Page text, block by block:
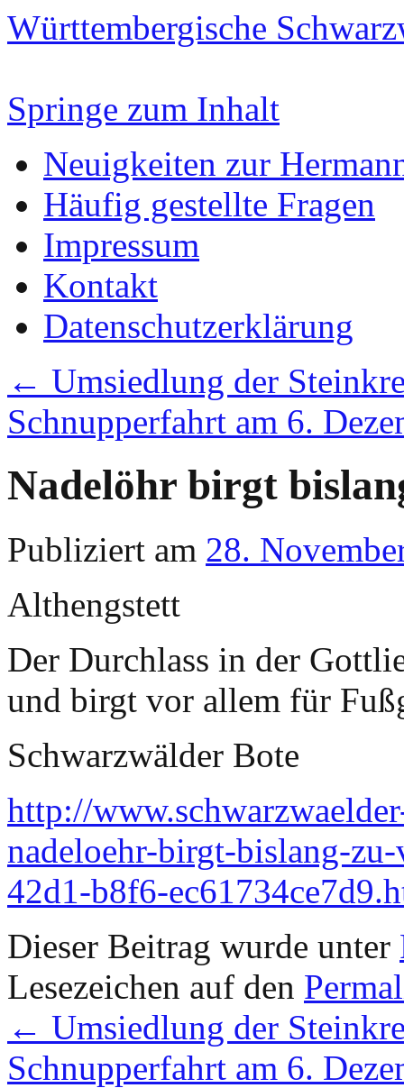
Württembergische
Springe zum Inhalt
Neuigkeiten zur
Häufig gestellte Fragen
Impressum
Kontakt
Datenschutzerklärung
← Umsiedlung der
Schnupperfahrt am 6.
Nadelöhr birgt
Publiziert am 28.
Althengstett
Der Durchlass in der
und birgt vor allem für
Schwarzwälder Bote
http://
nadeloehr-birgt-bislang-
42d1-b8f6-
Dieser Beitrag wurde unter
Lesezeichen auf den
← Umsiedlung der
Schnupperfahrt am 6.